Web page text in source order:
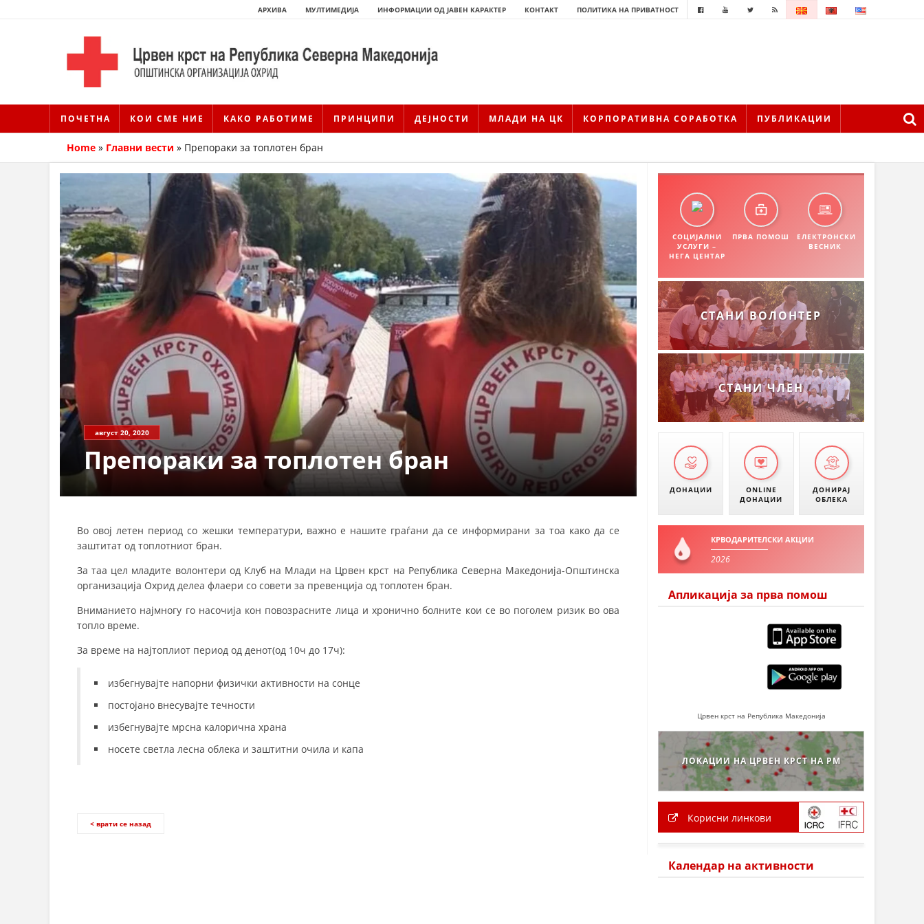
АРХИВА МУЛТИМЕДИЈА ИНФОРМАЦИИ ОД ЈАВЕН КАРАКТЕР КОНТАКТ ПОЛИТИКА НА ПРИВАТНОСТ
ПОЧЕТНА КОИ СМЕ НИЕ КАКО РАБОТИМЕ ПРИНЦИПИ ДЕЈНОСТИ МЛАДИ НА ЦК КОРПОРАТИВНА СОРАБОТКА ПУБЛИКАЦИИ
ИСТОРИЈАТ НА ЦКРМ
ИСТОРИЈАТ НА ДВИЖЕЊЕТО
СТРУКТУРА НА ОРГАНИЗАЦИЈАТА
КОНТАКТ ИНФОРМАЦИИ
ЧЛЕНСТВО ВО ПРОФЕСИОНАЛНИ ТЕЛА
ЗАКОН ЗА ЦКРМ
СТАТУТ НА ЦКРМ
ОРГАНИЗАЦИЈА И РАЗВОЈ
СОБРАНИЕ
СТРУКТУРА И ОРГАНИЗАЦИОНА ПОСТАВЕНОСТ
Home » Главни вести » Препораки за топлотен бран
август 20, 2020
Препораки за топлотен бран
Во овој летен период со жешки температури, важно е нашите граѓани да се информирани за тоа како да се
заштитат од топлотниот бран.
За таа цел младите волонтери од Клуб на Млади на Црвен крст на Република Северна Mакедонија-Општинска
организација Охрид делеа флаери со совети за превенција од топлотен бран.
Вниманието најмногу го насочија кон повозрасните лица и хронично болните кои се во поголем ризик во ова
топло време.
За време на најтоплиот период од денот(од 10ч до 17ч):
избегнувајте напорни физички активности на сонце
постојано внесувајте течности
избегнувајте мрсна калорична храна
носете светла лесна облека и заштитни очила и капа
< врати се назад
СОЦИЈАЛНИ
УСЛУГИ –
НЕГА ЦЕНТАР
ПРВА ПОМОШ
ЕЛЕКТРОНСКИ
ВЕСНИК
СТАНИ ВОЛОНТЕР
СТАНИ ЧЛЕН
ДОНАЦИИ
ONLINE
ДОНАЦИИ
ДОНИРАЈ
ОБЛЕКА
КРВОДАРИТЕЛСКИ АКЦИИ
2026
Апликација за прва помош
Црвен крст на Република Македонија
ЛОКАЦИИ НА ЦРВЕН КРСТ НА РМ
Корисни линкови
Календар на активности